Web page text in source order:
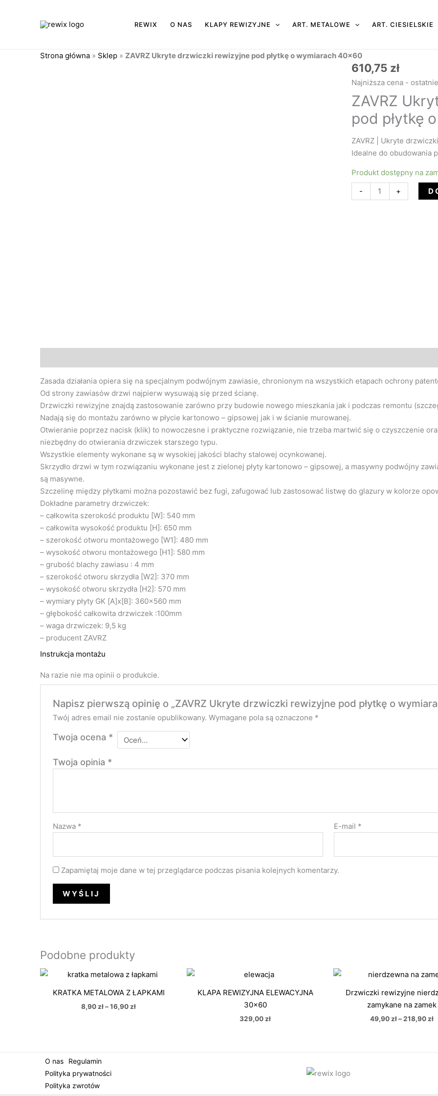
REWIX O NAS KLAPY REWIZYJNE ART. METALOWE ART. CIESIELSKIE
Strona główna » Sklep » ZAVRZ Ukryte drzwiczki rewizyjne pod płytkę o wymiarach 40×60
610,75 zł
Najniższa cena -
ZAVRZ
pod płytkę
ZAVRZ | Ukryte
Idealne do obudowania
Produkt dostępny na
-
ilość
ZAVRZ
drzwiczki
rewizyjne
pod
płytkę
o wymiarach
+
Zasada działania opiera się na specjalnym podwójnym zawiasie, chronionym na wszystkich etapach ochrony
Od strony zawiasów drzwi najpierw wysuwają się przed ścianę.
Drzwiczki rewizyjne znajdą zastosowanie zarówno przy budowie nowego mieszkania jak i podczas remontu
Nadają się do montażu zarówno w płycie kartonowo – gipsowej jak i w ścianie murowanej.
Otwieranie poprzez nacisk (klik) to nowoczesne i praktyczne rozwiązanie, nie trzeba martwić się o czyszczenie
niezbędny do otwierania drzwiczek starszego typu.
Wszystkie elementy wykonane są w wysokiej jakości blachy stalowej ocynkowanej.
Skrzydło drzwi w tym rozwiązaniu wykonane jest z zielonej płyty kartonowo – gipsowej, a masywny podwójny
są masywne.
Szczelinę między płytkami można pozostawić bez fugi, zafugować lub zastosować listwę do glazury w kolorze
Dokładne parametry drzwiczek:
– całkowita szerokość produktu [W]: 540 mm
– całkowita wysokość produktu [H]: 650 mm
– szerokość otworu montażowego [W1]: 480 mm
– wysokość otworu montażowego [H1]: 580 mm
– grubość blachy zawiasu : 4 mm
– szerokość otworu skrzydła [W2]: 370 mm
– wysokość otworu skrzydła [H2]: 570 mm
– wymiary płyty GK [A]x[B]: 360×560 mm
– głębokość całkowita drzwiczek :100mm
– waga drzwiczek: 9,5 kg
– producent ZAVRZ
Instrukcja montażu
Na razie nie ma opinii o produkcie.
Napisz pierwszą opinię o „ZAVRZ Ukryte drzwiczki rewizyjne pod płytkę o
Twój adres email nie zostanie opublikowany. Wymagane pola są oznaczone *
Twoja ocena *
Twoja opinia *
Nazwa * E-mail *
Zapamiętaj moje dane w tej przeglądarce podczas pisania kolejnych komentarzy.
Podobne produkty
KRATKA METALOWA Z ŁAPKAMI
8,90 zł–16,90 zł
Zakres
cen:
od
8,90 zł
do
KLAPA REWIZYJNA ELEWACYJNA
30×60
329,00 zł
Drzwiczki rewizyjne
zamykane na zamek
49,90 zł–218,90 zł
od
do
O nas
Regulamin
Polityka prywatności
Polityka zwrotów